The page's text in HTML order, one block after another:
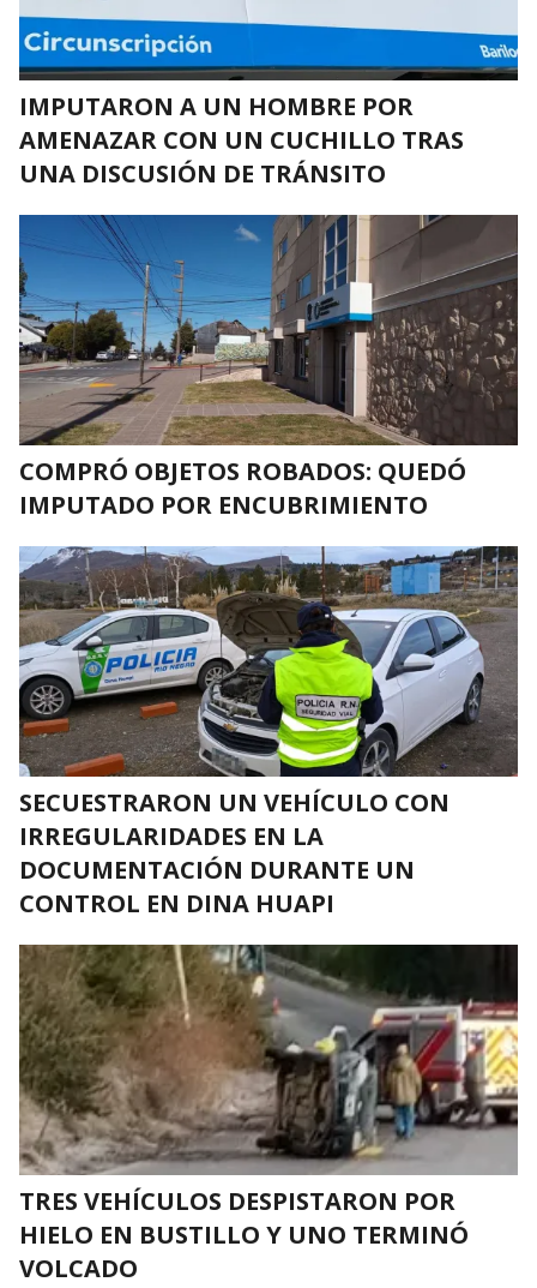
IMPUTARON A UN HOMBRE POR
AMENAZAR CON UN CUCHILLO TRAS
UNA DISCUSIÓN DE TRÁNSITO
COMPRÓ OBJETOS ROBADOS: QUEDÓ
IMPUTADO POR ENCUBRIMIENTO
SECUESTRARON UN VEHÍCULO CON
IRREGULARIDADES EN LA
DOCUMENTACIÓN DURANTE UN
CONTROL EN DINA HUAPI
TRES VEHÍCULOS DESPISTARON POR
HIELO EN BUSTILLO Y UNO TERMINÓ
VOLCADO